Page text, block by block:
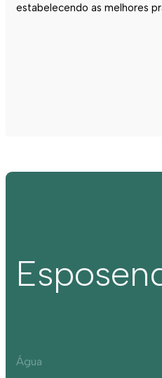
estabelecendo as melhores
Água